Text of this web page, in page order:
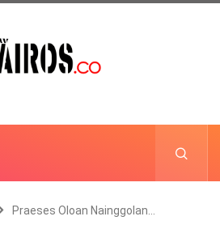
Praeses Oloan Nainggolan…